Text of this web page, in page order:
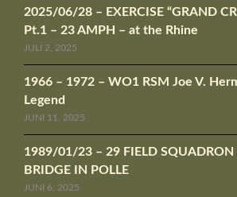
2025/06/28 – EXERCISE “GRAND
Pt.1 – 23 AMPH – at the Rhine
JULI 2, 2025
1966 – 1972 – WO1 RSM Joe V.
Legend
JUNI 11, 2025
1989/01/23 – 29 FIELD SQUADRON
BRIDGE IN POLLE
JUNI 6, 2025